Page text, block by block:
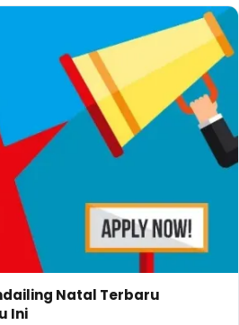
Natal Terbaru
Ini